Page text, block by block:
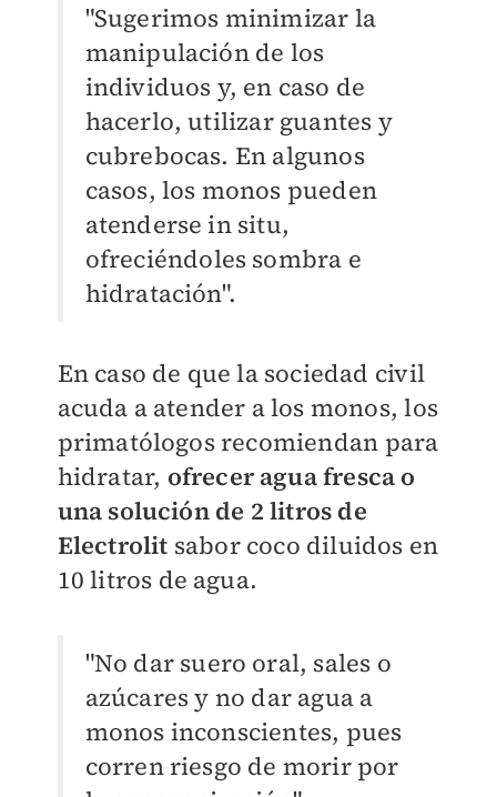
"Sugerimos minimizar la
manipulación de los
individuos y, en caso de
hacerlo, utilizar guantes y
cubrebocas. En algunos
casos, los monos pueden
atenderse in situ,
ofreciéndoles sombra e
hidratación".
En caso de que la sociedad civil
acuda a atender a los monos, los
primatólogos recomiendan para
hidratar, ofrecer agua fresca o
una solución de 2 litros de
Electrolit sabor coco diluidos en
10 litros de agua.
"No dar suero oral, sales o
azúcaresy no dar agua a
monos inconscientes, pues
corren riesgo de morir por